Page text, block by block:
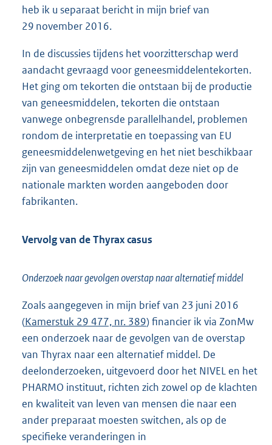
heb ik u separaat bericht in mijn brief van
29 november 2016.
In de discussies tijdens het voorzitterschap werd
aandacht gevraagd voor geneesmiddelentekorten.
Het ging om tekorten die ontstaan bij de productie
van geneesmiddelen, tekorten die ontstaan
vanwege onbegrensde parallelhandel, problemen
rondom de interpretatie en toepassing van EU
geneesmiddelenwetgeving en het niet beschikbaar
zijn van geneesmiddelen omdat deze niet op de
nationale markten worden aangeboden door
fabrikanten.
Vervolg van de Thyrax casus
Onderzoek naar gevolgen overstap naar alternatief middel
Zoals aangegeven in mijn brief van 23 juni 2016
(Kamerstuk 29 477, nr. 389) financier ik via ZonMw
een onderzoek naar de gevolgen van de overstap
van Thyrax naar een alternatief middel. De
deelonderzoeken, uitgevoerd door het NIVEL en het
PHARMO instituut, richten zich zowel op de klachten
en kwaliteit van leven van mensen die naar een
ander preparaat moesten switchen, als op de
specifieke veranderingen in